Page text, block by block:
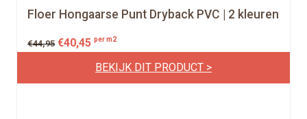
Floer Hongaarse Punt Dryback PVC | 2 kleuren
€44,95 €40,45 per m2
BEKIJK DIT PRODUCT >